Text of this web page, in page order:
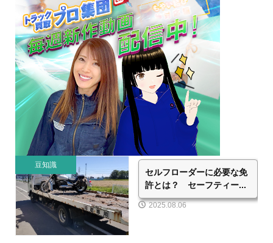
豆知識
セルフローダーに必要な免
許とは？ セーフティー...
2025.08.06